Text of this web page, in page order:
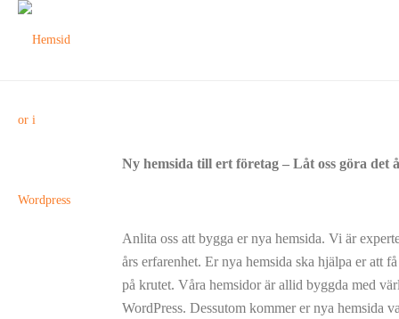
Ny hemsida till ert företag – Låt oss göra det
Anlita oss att bygga er nya hemsida. Vi är
års erfarenhet. Er nya hemsida ska hjälpa er att
på krutet. Våra hemsidor är allid byggda med
WordPress. Dessutom kommer er nya hemsida